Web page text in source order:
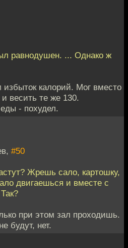
равнодушен. ... Однако ж
избыток калорий. Мог вместо
весить те же 130.
- похудел.
#50
Жрешь сало, картошку,
двигаешься и вместе с
при этом зал проходишь.
будут, нет.